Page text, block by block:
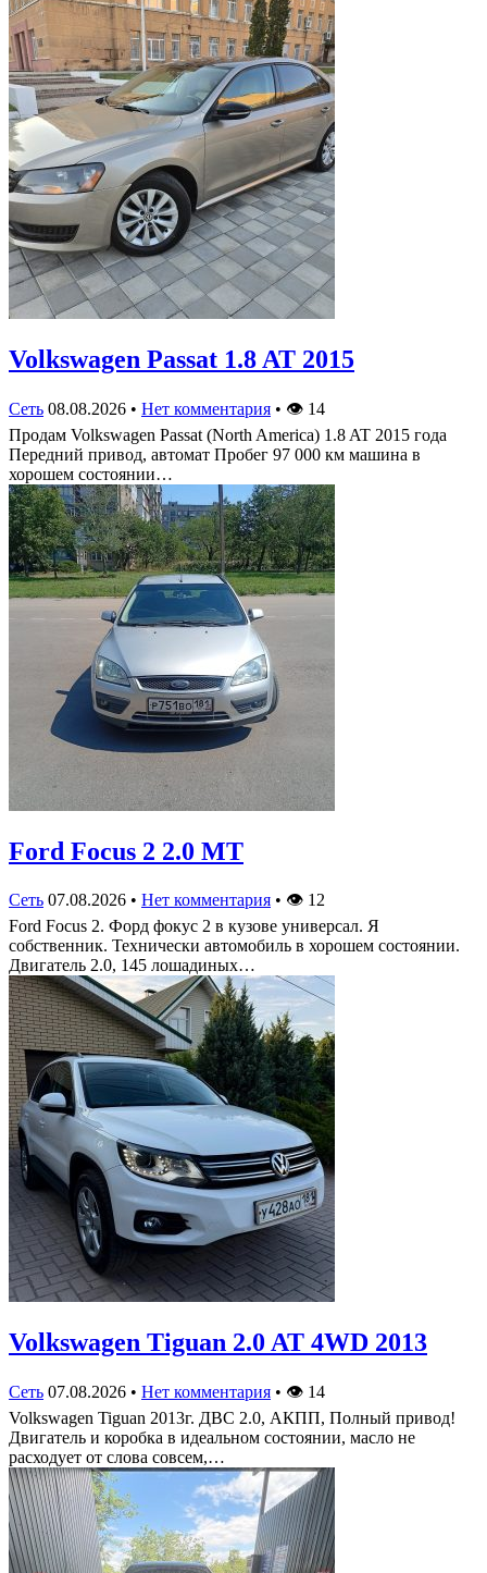
Volkswagen Passat 1.8 AT 2015
Сеть 08.08.2026 • Нет комментария • 👁 14
Продам Volkswagen Passat (North America) 1.8 AT 2015 года
Передний привод, автомат Пробег 97 000 км машина в
хорошем состоянии…
Ford Focus 2 2.0 MT
Сеть 07.08.2026 • Нет комментария • 👁 12
Ford Focus 2. Форд фокус 2 в кузове универсал. Я
собственник. Технически автомобиль в хорошем состоянии.
Двигатель 2.0, 145 лошадиных…
Volkswagen Tiguan 2.0 AT 4WD 2013
Сеть 07.08.2026 • Нет комментария • 👁 14
Volkswagen Tiguan 2013г. ДВС 2.0, АКПП, Полный привод!
Двигатель и коробка в идеальном состоянии, масло не
расходует от слова совсем,…